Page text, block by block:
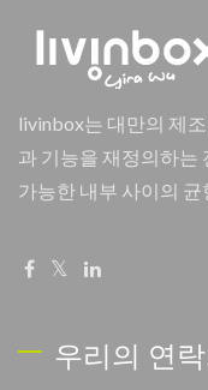
livinbox는 대만의 제
과 기능을 재정의하는
가능한 내부 사이의
우리의 연